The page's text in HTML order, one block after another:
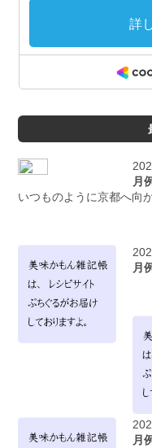
月
いつものように京都へ向
月
月